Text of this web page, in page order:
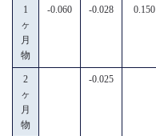
1
ヶ
月
物
-0.060 -0.028 0.150
2
ヶ
月
物
-0.025